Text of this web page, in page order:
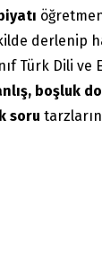
derlenip
Türk Dili ve
boşluk
soru